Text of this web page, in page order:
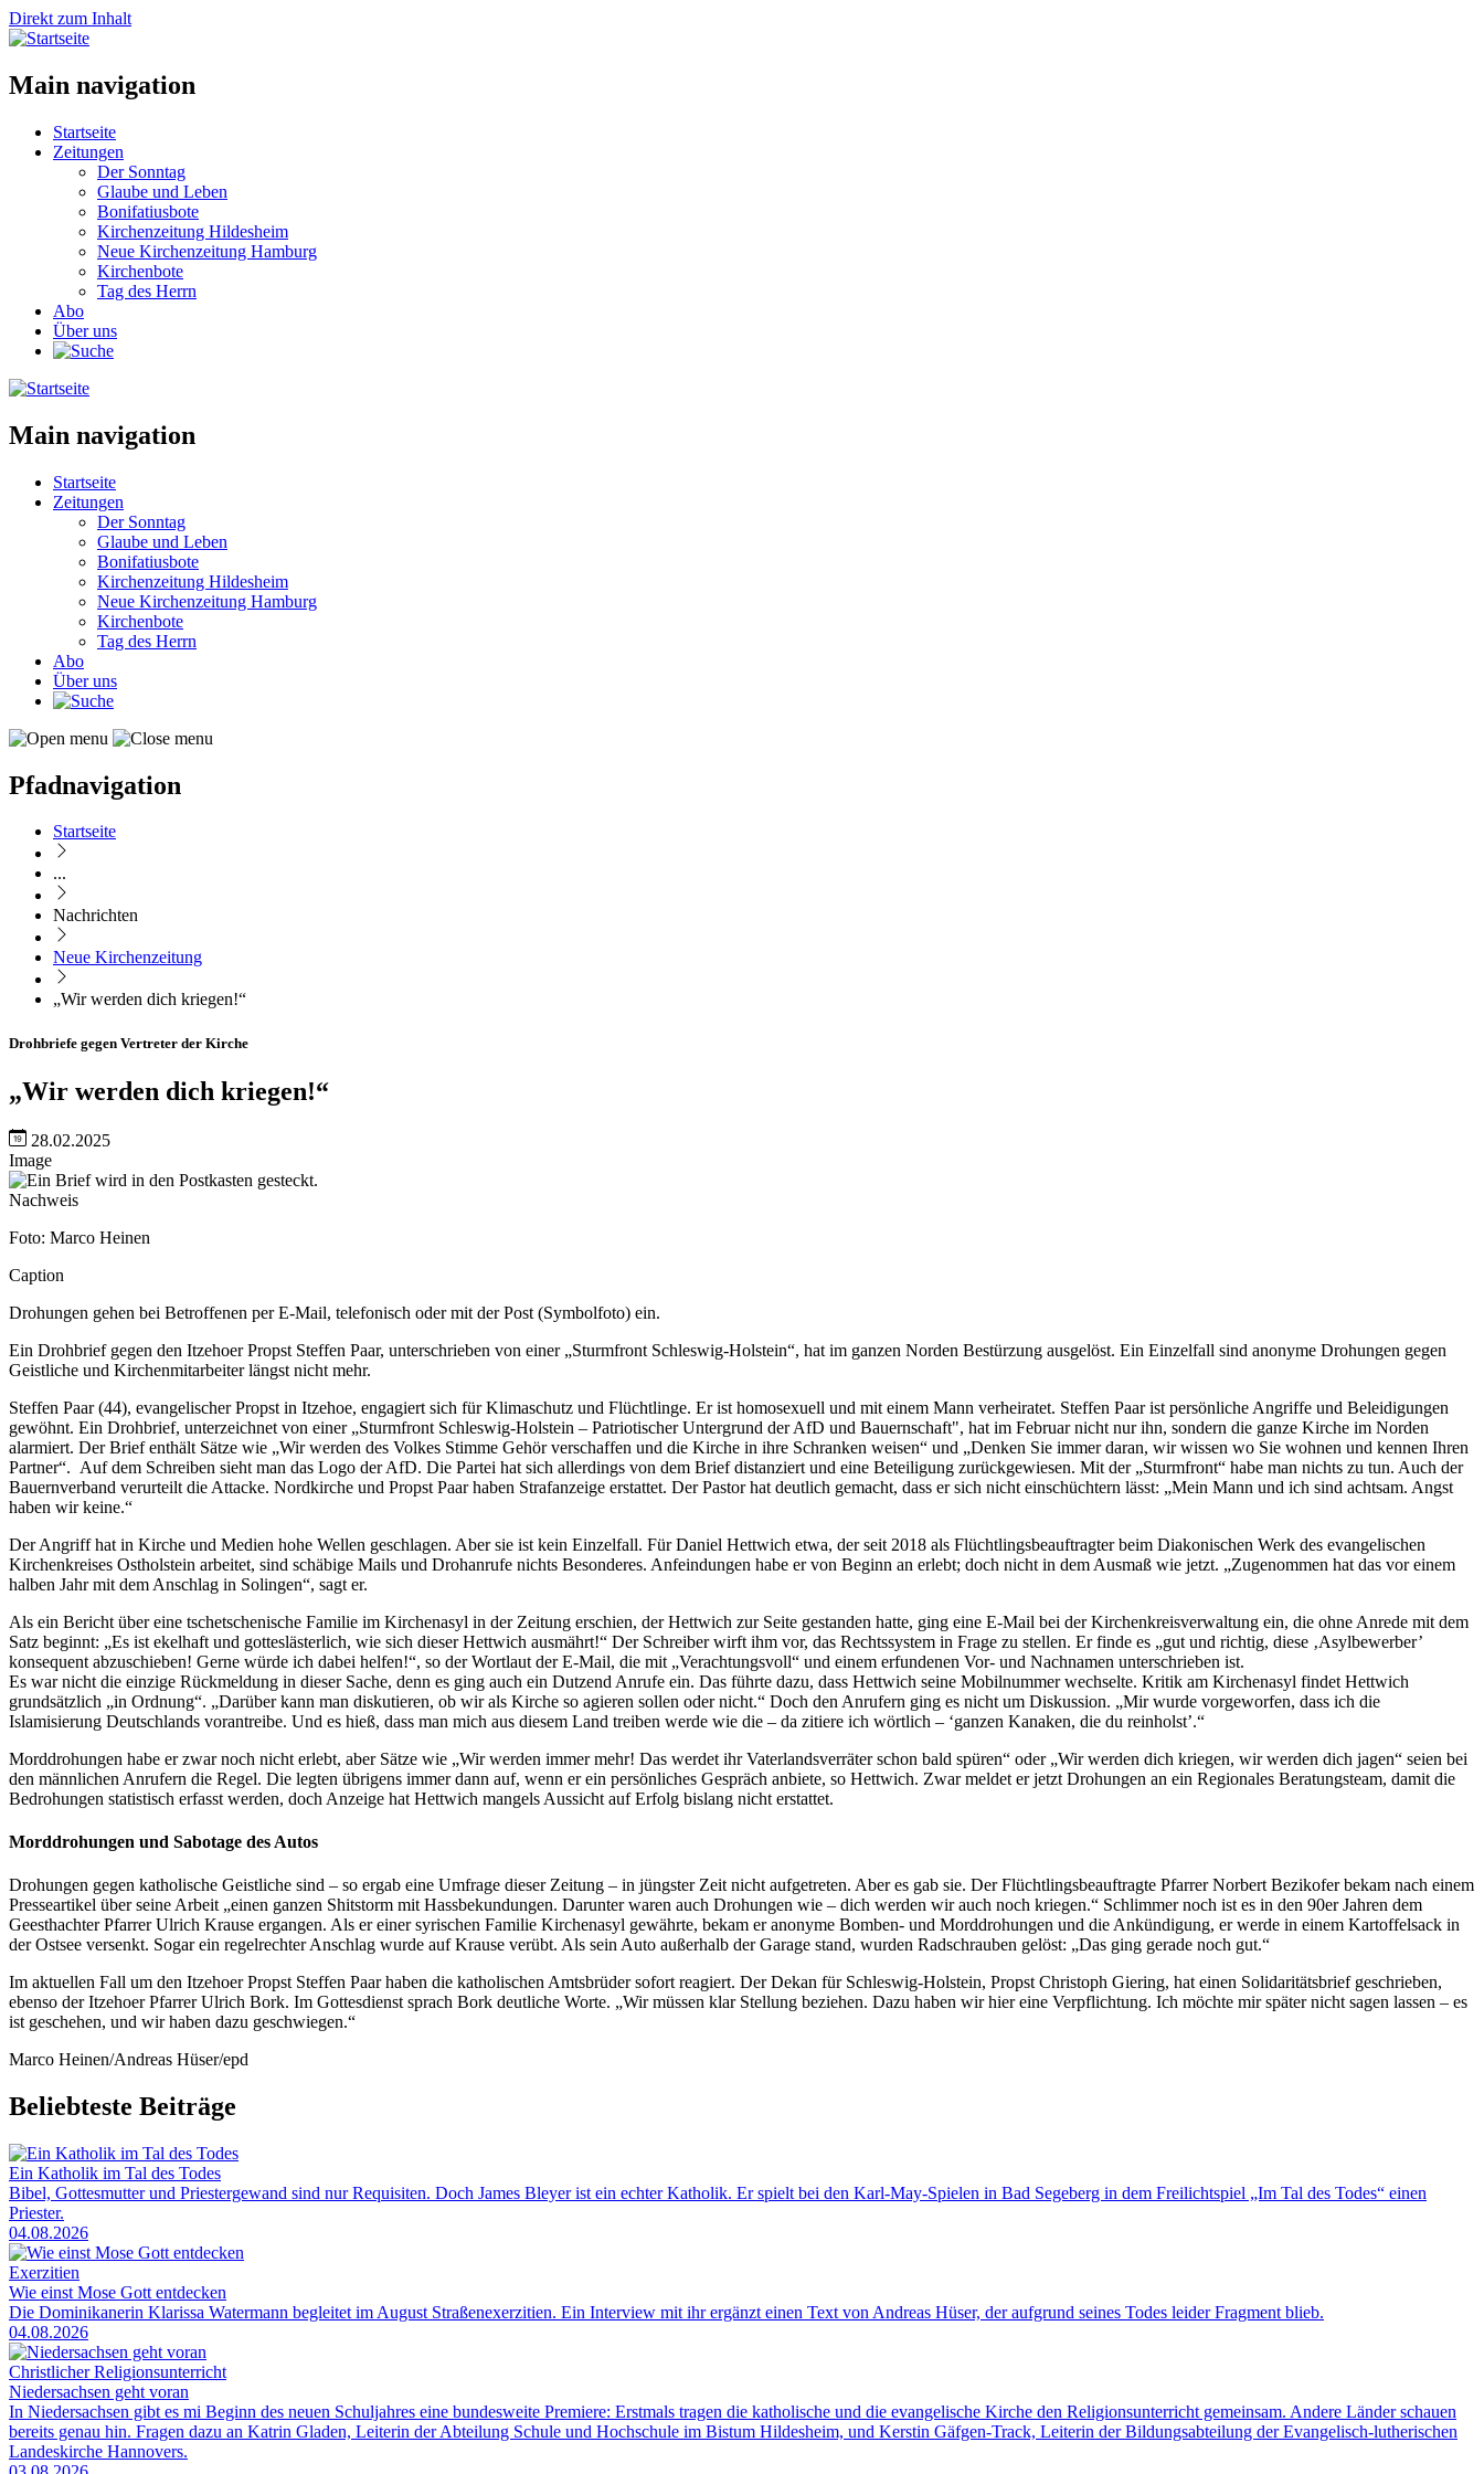
Direkt zum Inhalt
Main navigation
Startseite
Zeitungen
Der Sonntag
Glaube und Leben
Bonifatiusbote
Kirchenzeitung Hildesheim
Neue Kirchenzeitung Hamburg
Kirchenbote
Tag des Herrn
Abo
Über uns
Main navigation
Startseite
Zeitungen
Der Sonntag
Glaube und Leben
Bonifatiusbote
Kirchenzeitung Hildesheim
Neue Kirchenzeitung Hamburg
Kirchenbote
Tag des Herrn
Abo
Über uns
Pfadnavigation
Startseite
...
Nachrichten
Neue Kirchenzeitung
„Wir werden dich kriegen!“
Drohbriefe gegen Vertreter der Kirche
„Wir werden dich kriegen!“
28.02.2025
Image
Nachweis
Foto: Marco Heinen
Caption
Drohungen gehen bei Betroffenen per E-Mail, telefonisch oder mit der Post (Symbolfoto) ein.
Ein Drohbrief gegen den Itzehoer Propst Steffen Paar, unterschrieben von einer „Sturmfront Schleswig-Holstein“, hat im ganzen Norden Bestürzung ausgelöst. Ein Einzelfall sind anonyme Drohungen gegen
Geistliche und Kirchenmitarbeiter längst nicht mehr.
Steffen Paar (44), evangelischer Propst in Itzehoe, engagiert sich für Klimaschutz und Flüchtlinge. Er ist homosexuell und mit einem Mann verheiratet. Steffen Paar ist persönliche Angriffe und Beleidigungen
gewöhnt. Ein Drohbrief, unterzeichnet von einer „Sturmfront Schleswig-Holstein – Patriotischer Untergrund der AfD und Bauernschaft", hat im Februar nicht nur ihn, sondern die ganze Kirche im Norden
alarmiert. Der Brief enthält Sätze wie „Wir werden des Volkes Stimme Gehör verschaffen und die Kirche in ihre Schranken weisen“ und „Denken Sie immer daran, wir wissen wo Sie wohnen und kennen Ihren
Partner“. Auf dem Schreiben sieht man das Logo der AfD. Die Partei hat sich allerdings von dem Brief distanziert und eine Beteiligung zurückgewiesen. Mit der „Sturmfront“ habe man nichts zu tun. Auch der
Bauernverband verurteilt die Attacke. Nordkirche und Propst Paar haben Strafanzeige erstattet. Der Pastor hat deutlich gemacht, dass er sich nicht einschüchtern lässt: „Mein Mann und ich sind achtsam. Angst
haben wir keine.“
Der Angriff hat in Kirche und Medien hohe Wellen geschlagen. Aber sie ist kein Einzelfall. Für Daniel Hettwich etwa, der seit 2018 als Flüchtlingsbeauftragter beim Diakonischen Werk des evangelischen
Kirchenkreises Ostholstein arbeitet, sind schäbige Mails und Drohanrufe nichts Besonderes. Anfeindungen habe er von Beginn an erlebt; doch nicht in dem Ausmaß wie jetzt. „Zugenommen hat das vor einem
halben Jahr mit dem Anschlag in Solingen“, sagt er.
Als ein Bericht über eine tschetschenische Familie im Kirchenasyl in der Zeitung erschien, der Hettwich zur Seite gestanden hatte, ging eine E-Mail bei der Kirchenkreisverwaltung ein, die ohne Anrede mit dem
Satz beginnt: „Es ist ekelhaft und gotteslästerlich, wie sich dieser Hettwich ausmährt!“ Der Schreiber wirft ihm vor, das Rechtssystem in Frage zu stellen. Er finde es „gut und richtig, diese ‚Asylbewerber’
konsequent abzuschieben! Gerne würde ich dabei helfen!“, so der Wortlaut der E-Mail, die mit „Verachtungsvoll“ und einem erfundenen Vor- und Nachnamen unterschrieben ist.
Es war nicht die einzige Rückmeldung in dieser Sache, denn es ging auch ein Dutzend Anrufe ein. Das führte dazu, dass Hettwich seine Mobilnummer wechselte. Kritik am Kirchenasyl findet Hettwich
grundsätzlich „in Ordnung“. „Darüber kann man diskutieren, ob wir als Kirche so agieren sollen oder nicht.“ Doch den Anrufern ging es nicht um Diskussion. „Mir wurde vorgeworfen, dass ich die
Islamisierung Deutschlands vorantreibe. Und es hieß, dass man mich aus diesem Land treiben werde wie die – da zitiere ich wörtlich – ‘ganzen Kanaken, die du reinholst’.“
Morddrohungen habe er zwar noch nicht erlebt, aber Sätze wie „Wir werden immer mehr! Das werdet ihr Vaterlandsverräter schon bald spüren“ oder „Wir werden dich kriegen, wir werden dich jagen“ seien bei
den männlichen Anrufern die Regel. Die legten übrigens immer dann auf, wenn er ein persönliches Gespräch anbiete, so Hettwich. Zwar meldet er jetzt Drohungen an ein Regionales Beratungsteam, damit die
Bedrohungen statistisch erfasst werden, doch Anzeige hat Hettwich mangels Aussicht auf Erfolg bislang nicht erstattet.
Morddrohungen und Sabotage des Autos
Drohungen gegen katholische Geistliche sind – so ergab eine Umfrage dieser Zeitung – in jüngster Zeit nicht aufgetreten. Aber es gab sie. Der Flüchtlingsbeauftragte Pfarrer Norbert Bezikofer bekam nach einem
Presseartikel über seine Arbeit „einen ganzen Shitstorm mit Hassbekundungen. Darunter waren auch Drohungen wie – dich werden wir auch noch kriegen.“ Schlimmer noch ist es in den 90er Jahren dem
Geesthachter Pfarrer Ulrich Krause ergangen. Als er einer syrischen Familie Kirchenasyl gewährte, bekam er anonyme Bomben- und Morddrohungen und die Ankündigung, er werde in einem Kartoffelsack in
der Ostsee versenkt. Sogar ein regelrechter Anschlag wurde auf Krause verübt. Als sein Auto außerhalb der Garage stand, wurden Radschrauben gelöst: „Das ging gerade noch gut.“
Im aktuellen Fall um den Itzehoer Propst Steffen Paar haben die katholischen Amtsbrüder sofort reagiert. Der Dekan für Schleswig-Holstein, Propst Christoph Giering, hat einen Solidaritätsbrief geschrieben,
ebenso der Itzehoer Pfarrer Ulrich Bork. Im Gottesdienst sprach Bork deutliche Worte. „Wir müssen klar Stellung beziehen. Dazu haben wir hier eine Verpflichtung. Ich möchte mir später nicht sagen lassen – es
ist geschehen, und wir haben dazu geschwiegen.“
Marco Heinen/Andreas Hüser/epd
Beliebteste Beiträge
Ein Katholik im Tal des Todes
Bibel, Gottesmutter und Priestergewand sind nur Requisiten. Doch James Bleyer ist ein echter Katholik. Er spielt bei den Karl-May-Spielen in Bad Segeberg in dem Freilichtspiel „Im Tal des Todes“ einen
Priester.
04.08.2026
Exerzitien
Wie einst Mose Gott entdecken
Die Dominikanerin Klarissa Watermann begleitet im August Straßenexerzitien. Ein Interview mit ihr ergänzt einen Text von Andreas Hüser, der aufgrund seines Todes leider Fragment blieb.
04.08.2026
Christlicher Religionsunterricht
Niedersachsen geht voran
In Niedersachsen gibt es mi Beginn des neuen Schuljahres eine bundesweite Premiere: Erstmals tragen die katholische und die evangelische Kirche den Religionsunterricht gemeinsam. Andere Länder schauen
bereits genau hin. Fragen dazu an Katrin Gladen, Leiterin der Abteilung Schule und Hochschule im Bistum Hildesheim, und Kerstin Gäfgen-Track, Leiterin der Bildungsabteilung der Evangelisch-lutherischen
Landeskirche Hannovers.